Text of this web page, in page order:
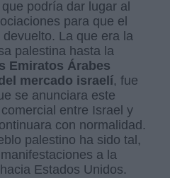
podría dar lugar al
para que el
La que era la
palestina hasta la
Emiratos Árabes
mercado israelí, fue
se anunciara este
entre Israel y
con normalidad.
palestino ha sido tal,
a la
Estados Unidos.